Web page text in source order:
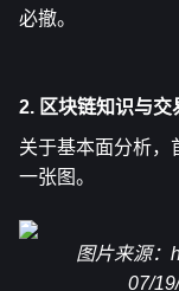
必撤。
2. 区块链知识与交
关于基本面分析，
一张图。
图片来源：
07/